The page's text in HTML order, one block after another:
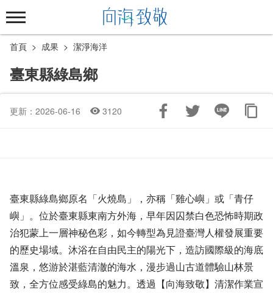
到
主
區
首頁 成果 潔淨海洋
臺東縣綠島鄉
更新：2026-06-16 3120
臺東縣綠島鄉原名「火燒島」，亦稱「雞心嶼」或「青仔
嶼」。位於臺東縣東南方外海，早年因囚禁白色恐怖時期政
治犯蒙上一層神秘色彩，如今轉型為見證臺灣人權發展重要
的歷史場域。沐浴在自由民主的陽光下，造訪國際級的海底
溫泉，悠游於湛藍清澈的海水，漫步過山古道體驗山林景
致，全方位感受綠島的魅力。透過【向海致敬】清潔作業宣